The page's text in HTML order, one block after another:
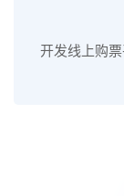
开发线上购